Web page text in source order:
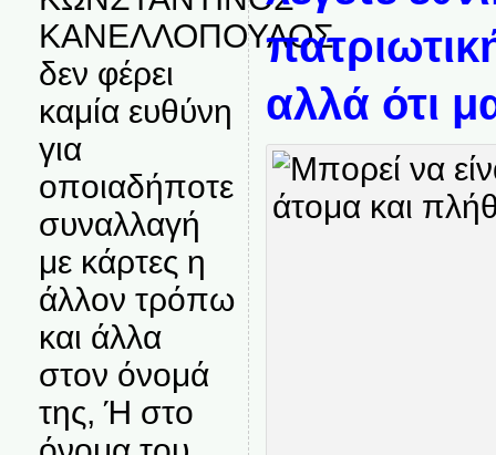
ΚΑΝΕΛΛΟΠΟΥΛΟΣ
δεν φέρει
καμία ευθύνη
για
οποιαδήποτε
συναλλαγή
με κάρτες η
άλλον τρόπω
και άλλα
στον όνομά
της, Ή στο
αλλά ότι